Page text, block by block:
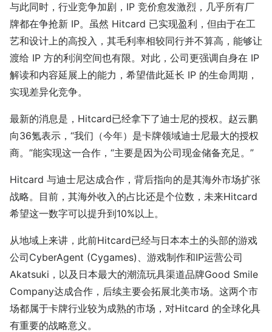
与此同时，行业竞争加剧，IP 竞价愈发激烈，几乎所有厂
牌都在争抢新 IP。虽然 Hitcard 已实现盈利，但由于在工
艺和设计上的高投入，其毛利率相较同行并不算高，能够让
渡给 IP 方的利润空间也有限。对此，公司更强调自身在 IP
解读和内容延展上的能力，希望借此延长 IP 的生命周期，
实现差异化竞争。
最新的消息是，Hitcard已经拿下了迪士尼的授权。赵云鹏
向36氪表示，“我们（今年）是卡牌领域迪士尼最大的授权
商。”能实现这一合作，“主要是因为公司现金储备充足。”
Hitcard 与迪士尼达成合作，背后指向的是其海外市场扩张
战略。目前，其海外收入的占比还是个位数，未来Hitcard
希望这一数字可以提升到10%以上。
从地域上来讲，此前Hitcard已经与日本本土的头部的游戏
公司CyberAgent (Cygames)、游戏制作和IP运营公司
Akatsuki，以及日本最大的潮流玩具渠道品牌Good Smile
Company达成合作，后续主要会拓展北美市场。这两个市
场都属于卡牌行业较为成熟的市场，对Hitcard 的全球化具
有重要的战略意义。